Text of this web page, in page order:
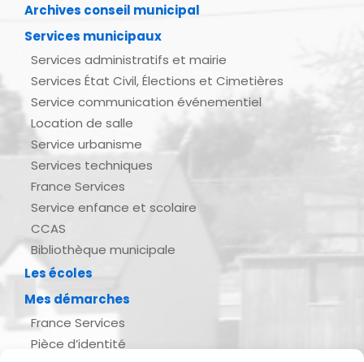
Archives conseil municipal
Services municipaux
Services administratifs et mairie
Services État Civil, Élections et Cimetières
Service communication événementiel
Location de salle
Service urbanisme
Services techniques
France Services
Service enfance et scolaire
CCAS
Bibliothèque municipale
Les écoles
Mes démarches
France Services
Pièce d’identité